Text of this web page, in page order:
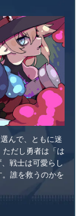
んで、ともに迷
だし勇者は「は
戦士は可愛らし
誰を救うのかを